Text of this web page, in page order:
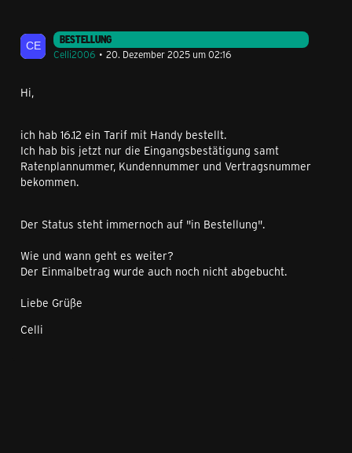
BESTELLUNG
Celli2006
20. Dezember 2025 um 02:16
Hi,
ich hab 16.12 ein Tarif mit Handy bestellt.
Ich hab bis jetzt nur die Eingangsbestätigung samt
Ratenplannummer, Kundennummer und Vertragsnummer
bekommen.
Der Status steht immernoch auf "in Bestellung".
Wie und wann geht es weiter?
Der Einmalbetrag wurde auch noch nicht abgebucht.
Liebe Grüße
Celli